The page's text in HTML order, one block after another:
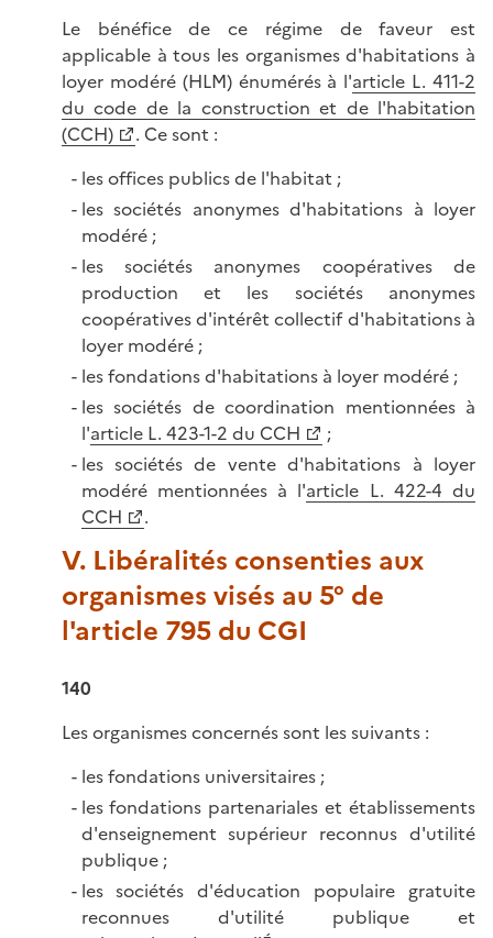
Le bénéfice de ce régime de faveur est
applicable à tous les organismes d'habitations à
loyer modéré (HLM) énumérés à l'article L. 411-2
du code de la construction et de l'habitation
(CCH)
. Ce sont :
les offices publics de l'habitat ;
les sociétés anonymes d'habitations à loyer
modéré ;
les sociétés anonymes coopératives de
production et les sociétés anonymes
coopératives d'intérêt collectif d'habitations à
loyer modéré ;
les fondations d'habitations à loyer modéré ;
les sociétés de coordination mentionnées à
l'article L. 423-1-2 du CCH
;
les sociétés de vente d'habitations à loyer
modéré mentionnées à l'article L. 422-4 du
CCH
.
V. Libéralités consenties aux
organismes visés au 5° de
l'article 795 du CGI
140
Les organismes concernés sont les suivants :
les fondations universitaires ;
les fondations partenariales et établissements
d'enseignement supérieur reconnus d'utilité
publique ;
les sociétés d'éducation populaire gratuite
reconnues d'utilité publique et